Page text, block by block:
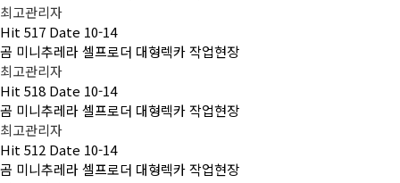
최고관리자
Hit 517 Date 10-14
곰 미니추레라 셀프로더 대형렉카 작업현장
최고관리자
Hit 518 Date 10-14
곰 미니추레라 셀프로더 대형렉카 작업현장
최고관리자
Hit 512 Date 10-14
곰 미니추레라 셀프로더 대형렉카 작업현장